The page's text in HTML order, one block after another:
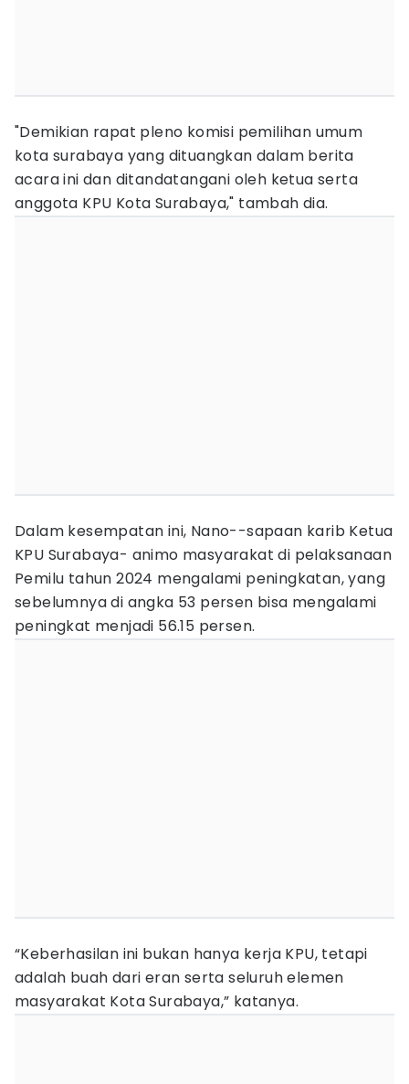
"Demikian rapat pleno komisi pemilihan umum
kota surabaya yang dituangkan dalam berita
acara ini dan ditandatangani oleh ketua serta
anggota KPU Kota Surabaya," tambah dia.
Dalam kesempatan ini, Nano--sapaan karib Ketua
KPU Surabaya- animo masyarakat di pelaksanaan
Pemilu tahun 2024 mengalami peningkatan, yang
sebelumnya di angka 53 persen bisa mengalami
peningkat menjadi 56.15 persen.
“Keberhasilan ini bukan hanya kerja KPU, tetapi
adalah buah dari eran serta seluruh elemen
masyarakat Kota Surabaya,” katanya.